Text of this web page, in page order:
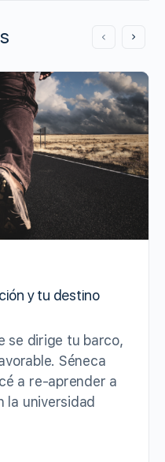
y tu destino
se dirige tu barco,
Séneca
a re-aprender a
la universidad